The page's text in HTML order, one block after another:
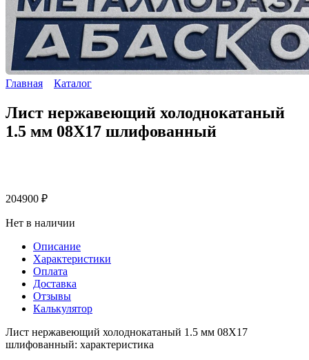
Главная Каталог
Лист нержавеющий холоднокатаный
1.5 мм 08Х17 шлифованный
204900 ₽
Нет в наличии
Описание
Характеристики
Оплата
Доставка
Отзывы
Калькулятор
Лист нержавеющий холоднокатаный 1.5 мм 08Х17
шлифованный: характеристика